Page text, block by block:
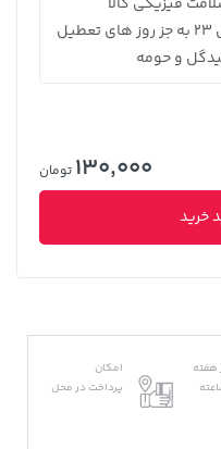
و حومه
130,000 تومان
خرید
امکان
پرداخت در محل